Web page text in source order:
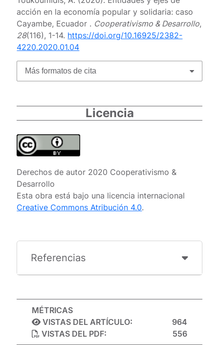
acción en la economía popular y solidaria: caso
Cayambe, Ecuador . Cooperativismo & Desarrollo,
28(116), 1-14. https://doi.org/10.16925/2382-
4220.2020.01.04
Más formatos de cita
Licencia
Derechos de autor 2020 Cooperativismo &
Desarrollo
Esta obra está bajo una licencia internacional
Creative Commons Atribución 4.0.
Referencias
MÉTRICAS
VISTAS DEL ARTÍCULO:
964
VISTAS DEL PDF:
556